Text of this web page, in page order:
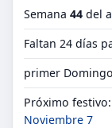
Semana 44 del
Faltan 24 días
primer
Próximo festivo:
Noviembre 7